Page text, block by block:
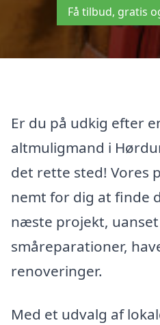
Få tilbud, gratis
Er du på udkig efter
altmuligmand i
det rette sted! Vores
nemt for dig at finde
næste projekt,
småreparationer,
renoveringer.
Med et udvalg af